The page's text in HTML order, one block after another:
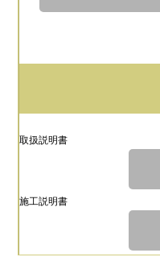
取扱説明書
施工説明書